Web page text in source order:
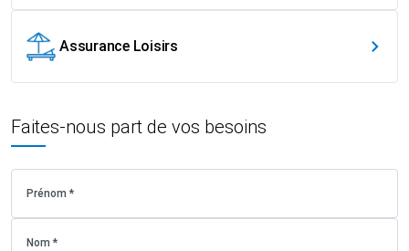
Assurance Loisirs
Faites-nous part de vos besoins